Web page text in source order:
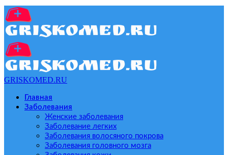
GRISKOMED.RU
Главная
Заболевания
Женские заболевания
Заболевание легких
Заболевания волосяного покрова
Заболевания головного мозга